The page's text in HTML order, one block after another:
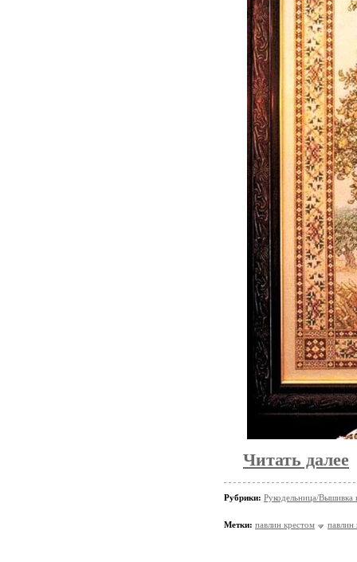
Читать далее
Рубрики: Рукодельница/Вышивка
Метки: павлин крестом павлин